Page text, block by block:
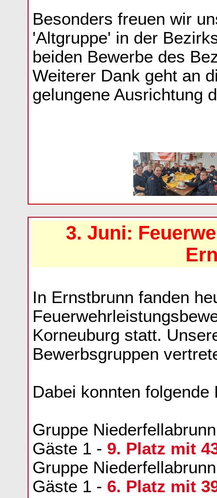
Besonders freuen wir
'Altgruppe' in der
beiden Bewerbe des
Weiterer Dank geht an
gelungene Ausrichtung
3. Juni:
In Ernstbrunn fanden
Korneuburg statt.
Bewerbsgruppen
Dabei konnten
Gruppe
Gäste 1 - 9. Platz mit
Gruppe
Gäste 1 - 6. Platz mit